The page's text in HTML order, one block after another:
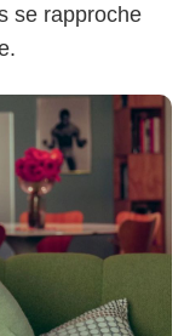
se rapproche